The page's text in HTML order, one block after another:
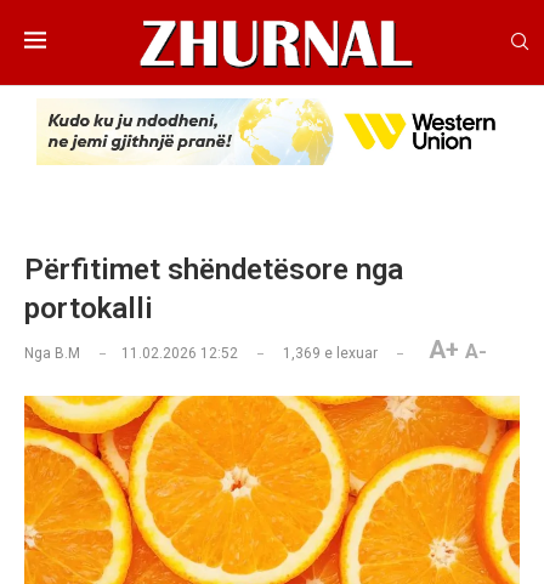
Përfitimet shëndetësore nga
portokalli
Nga B.M 11.02.2026 12:52 1,369 e lexuar A+ A-